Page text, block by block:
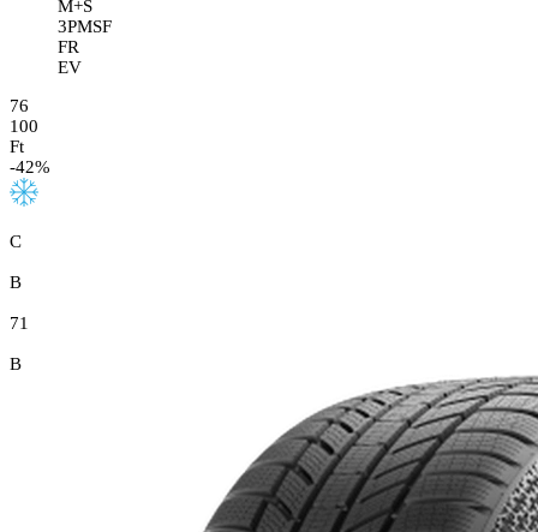
M+S
3PMSF
FR
EV
76
100
Ft
-42%
C
B
71
B